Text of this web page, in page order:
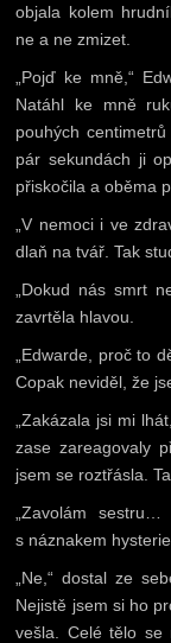
objala kolem
ne a ne zmizet.
„Pojď ke mně,“
Natáhl ke mně
pouhých
pár sekundách ji
přiskočila a oběma
„V nemoci i ve
dlaň na tvář. Tak
„Dokud nás smrt
zavrtěla hlavou.
„Edwarde, proč to
Copak neviděl, že
„Zakázala jsi mi
zase zareagovaly
jsem se roztřásla.
„Zavolám
s náznakem
„Ne,“ dostal ze
Nejistě jsem si ho
vešla. Celé tělo se